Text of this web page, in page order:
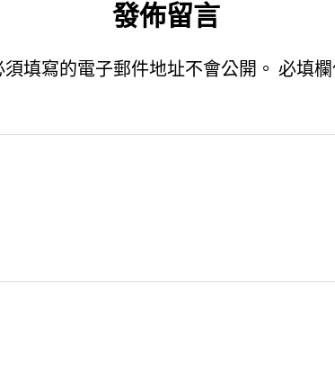
發佈留言
填寫的電子郵件地址不會公開。 必填